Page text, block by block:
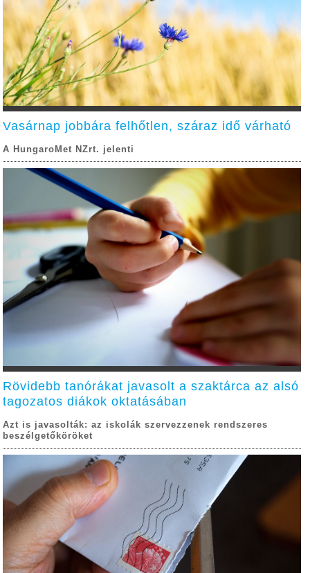
Vasárnap jobbára felhőtlen, száraz idő várható
A HungaroMet NZrt. jelenti
Rövidebb tanórákat javasolt a szaktárca az alsó
tagozatos diákok oktatásában
Azt is javasolták: az iskolák szervezzenek rendszeres
beszélgetőköröket